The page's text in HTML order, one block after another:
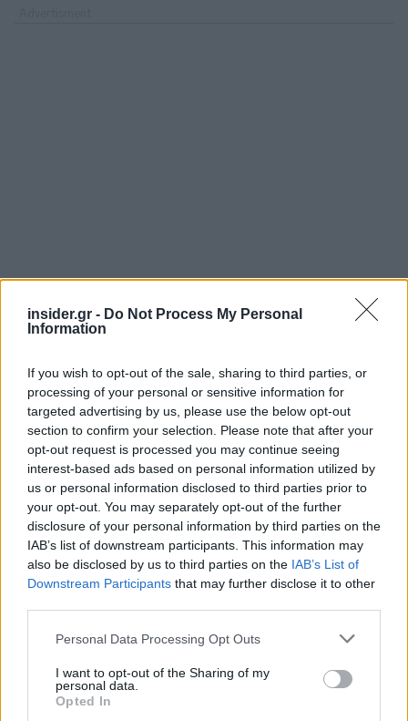
insider.gr - Do Not Process My Personal
Information
If you wish to opt-out of the sale, sharing to third parties, or
processing of your personal or sensitive information for
targeted advertising by us, please use the below opt-out
section to confirm your selection. Please note that after your
opt-out request is processed you may continue seeing
interest-based ads based on personal information utilized by
us or personal information disclosed to third parties prior to
your opt-out. You may separately opt-out of the further
disclosure of your personal information by third parties on the
IAB’s list of downstream participants. This information may
also be disclosed by us to third parties on the IAB’s List of
Downstream Participants that may further disclose it to other
Please note that this website/app uses one or more Google
not limited to your visit or usage behaviour. You may click to
grant or deny consent to Google and its third-party tags to
use your data for below specified purposes in below Google
Personal Data Processing Opt Outs
I want to opt-out of the Sharing of my
personal data.
Opted In
Τέλος, διαβεβαίωσε ότι το Επιμελητήριο θα
συνεχίσει να στηρίζει πρωτοβουλίες που
συνδέουν την εκπαίδευση με την αγορά εργασίας
κοινότητας και επιχειρηματικότητας,
επισημαίνοντας ότι «η ανάπτυξη στηρίζεται